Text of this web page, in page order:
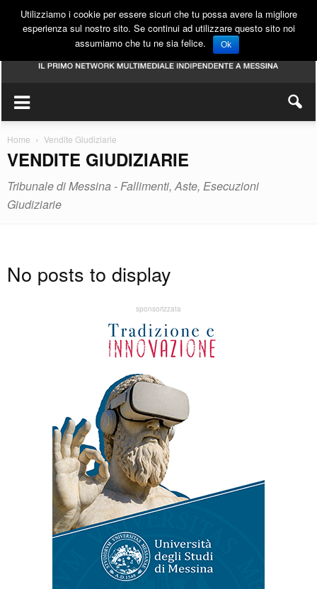
Home Vendite Giudiziarie
VENDITE GIUDIZIARIE
Tribunale di Messina - Fallimenti, Aste, Esecuzioni
Giudiziarie
No posts to display
sponsorizzata
Utilizziamo i cookie per essere sicuri che tu possa avere la migliore
esperienza sul nostro sito. Se continui ad utilizzare questo sito noi
assumiamo che tu ne sia felice.
Ok